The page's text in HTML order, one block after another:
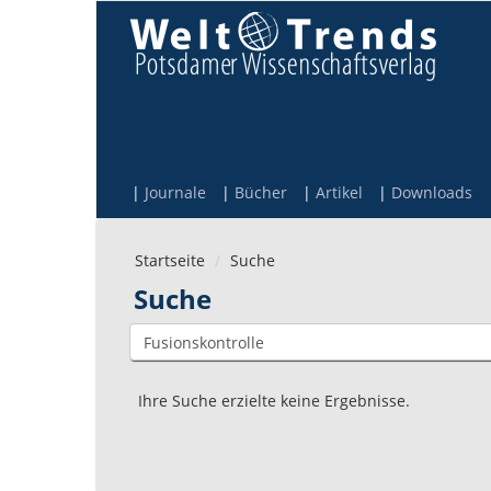
Journale Bücher Artikel Downloads
Startseite Suche
Suche
Ihre Suche erzielte keine Ergebnisse.